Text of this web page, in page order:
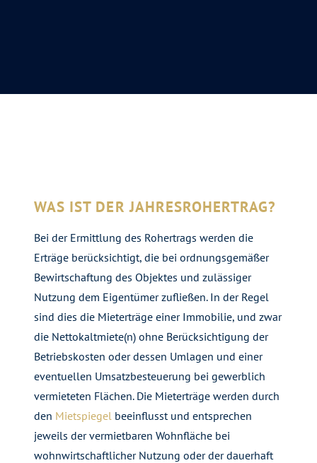
WAS IST DER JAHRESROHERTRAG?
Bei der Ermittlung des Rohertrags werden die
Erträge berücksichtigt, die bei ordnungsgemäßer
Bewirtschaftung des Objektes und zulässiger
Nutzung dem Eigentümer zufließen. In der Regel
sind dies die Mieterträge einer Immobilie, und zwar
die Nettokaltmiete(n) ohne Berücksichtigung der
Betriebskosten oder dessen Umlagen und einer
eventuellen Umsatzbesteuerung bei gewerblich
vermieteten Flächen. Die Mieterträge werden durch
den Mietspiegel beeinflusst und entsprechen
jeweils der vermietbaren Wohnfläche bei
wohnwirtschaftlicher Nutzung oder der dauerhaft